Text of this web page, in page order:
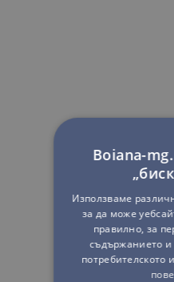
Boiana-
Използваме
за да може
правилно, за
съдържанието и
потребителското